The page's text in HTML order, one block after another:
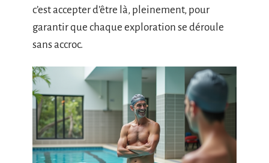
c’est accepter d’être là, pleinement, pour
garantir que chaque exploration se déroule
sans accroc.